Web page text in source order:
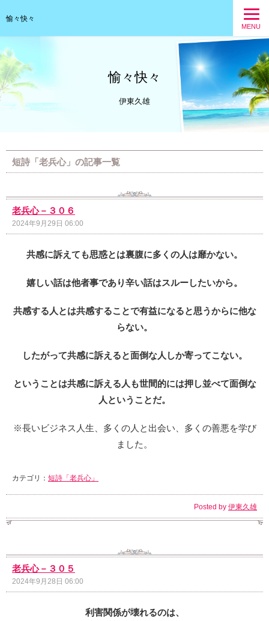
愉々快々
MENU
愉々快々
伊東久雄
短詩「老兵心」の記事一覧
老兵心－３０６
2024年9月29日 06:00
共感に訴えても思惑とは裏腹に多くの人は靡かない。
嬉しい話は他者事であり辛い話はスルーしたいから。
共感する人とは共感することで有益になると思うからに他な
らない。
したがって共感に訴えると面倒な人しか寄ってこない。
ということは共感に訴える人も世間的には押し並べて面倒な
人ということだ。
※長いビジネス人生、多くの人と出会い、多くの善悪を学び
ました。
カテゴリ： 短詩「老兵心」
Posted by 伊東久雄
老兵心－３０５
2024年9月28日 06:00
利害関係が壊れるのは、